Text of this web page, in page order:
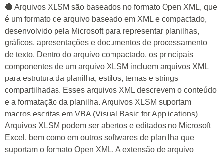
🔵 Arquivos XLSM são baseados no formato Open XML, que
é um formato de arquivo baseado em XML e compactado,
desenvolvido pela Microsoft para representar planilhas,
gráficos, apresentações e documentos de processamento
de texto. Dentro do arquivo compactado, os principais
componentes de um arquivo XLSM incluem arquivos XML
para estrutura da planilha, estilos, temas e strings
compartilhadas. Esses arquivos XML descrevem o conteúdo
e a formatação da planilha. Arquivos XLSM suportam
macros escritas em VBA (Visual Basic for Applications).
Arquivos XLSM podem ser abertos e editados no Microsoft
Excel, bem como em outros softwares de planilha que
suportam o formato Open XML. A extensão de arquivo